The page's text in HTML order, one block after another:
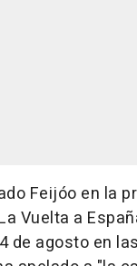
Feijóo en la
Vuelta a
de agosto en